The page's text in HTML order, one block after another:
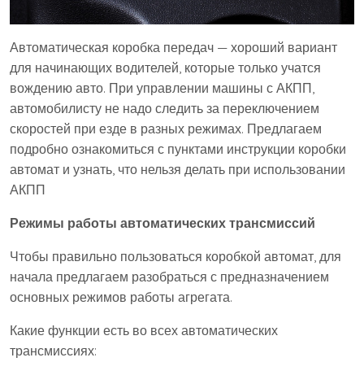
Автоматическая коробка передач — хороший вариант
для начинающих водителей, которые только учатся
вождению авто. При управлении машины с АКПП,
автомобилисту не надо следить за переключением
скоростей при езде в разных режимах. Предлагаем
подробно ознакомиться с пунктами инструкции коробки
автомат и узнать, что нельзя делать при использовании
АКПП
Режимы работы автоматических трансмиссий
Чтобы правильно пользоваться коробкой автомат, для
начала предлагаем разобраться с предназначением
основных режимов работы агрегата.
Какие функции есть во всех автоматических
трансмиссиях: